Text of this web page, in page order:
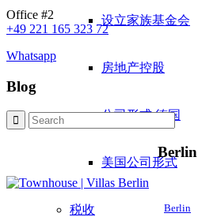
设立家族基金会
房地产控股
公司形式 德国
美国公司形式
税收
Office #2
+49 221 165 323 72
Whatsapp
Blog
Berlin
Berlin